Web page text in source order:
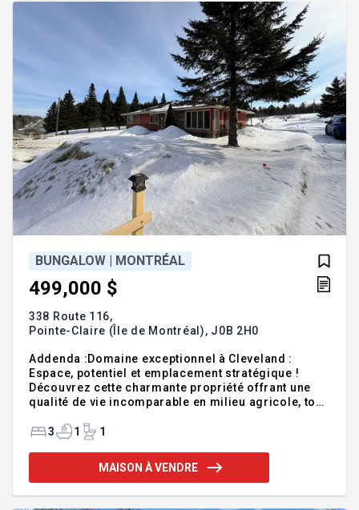
chambres à coucher à l'étage, salle à manger et
BUNGALOW | MONTRÉAL
499,000 $
338 Route 116,
Pointe-Claire (Île de Montréal), J0B 2H0
Addenda :Domaine exceptionnel à Cleveland :
Espace, potentiel et emplacement stratégique !
Découvrez cette charmante propriété offrant une
qualité de vie incomparable en milieu agricole, tout
centres urbains (Sherbrooke, Victoriaville et
du temps, elle propose un aménagement pensé
pour un maximum de commodité, regroupant
3 1 1
MAISON À VENDRE